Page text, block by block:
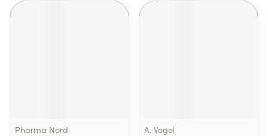
Pharma Nord
A. Vogel